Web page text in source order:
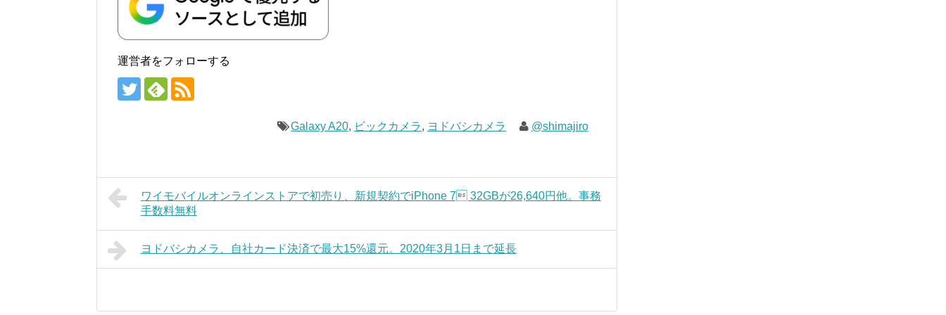
運営者をフォローする
Galaxy A20, ビックカメラ, ヨドバシカメラ @shimajiro
ワイモバイルオンラインストアで初売り、新規契約でiPhone 7 32GBが26,640円他。事務
手数料無料
ヨドバシカメラ、自社カード決済で最大15%還元。2020年3月1日まで延長